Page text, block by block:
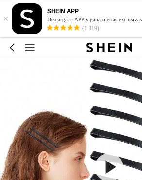
×
SHEIN APP
Descarga la APP y gana ofertas exclusivas
(1,319)